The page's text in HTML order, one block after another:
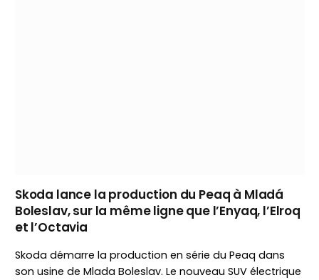
Skoda lance la production du Peaq à Mladá
Boleslav, sur la même ligne que l’Enyaq, l’Elroq
et l’Octavia
Skoda démarre la production en série du Peaq dans
son usine de Mlada Boleslav. Le nouveau SUV électrique